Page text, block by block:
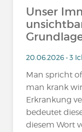
Unser
20.06.2026 • 3
Man spricht
man krank
Erkrankung
bedeutet
diesem Wort